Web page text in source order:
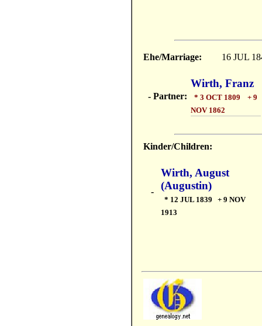
Ehe/Marriage: 16 JUL
- Partner:
Wirth, Franz
* 3 OCT 1809 + 9
NOV 1862
Kinder/Children:
-
Wirth, August
(Augustin)
* 12 JUL 1839 + 9 NOV
1913